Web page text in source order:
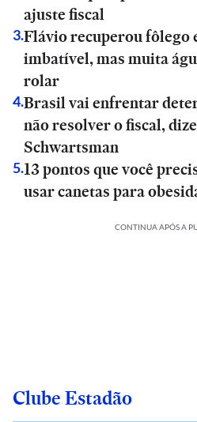
ajuste fiscal
3.Flávio recuperou fôlego
imbatível, mas muita
rolar
4.Brasil vai enfrentar
não resolver o fiscal,
Schwartsman
5.13 pontos que você
usar canetas para
CONTINUA APÓS A
Clube Estadão